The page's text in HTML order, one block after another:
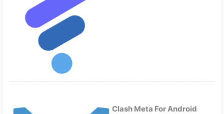
Clash Meta For Android